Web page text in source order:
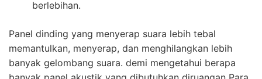
berlebihan.
Panel dinding yang menyerap suara lebih tebal
memantulkan, menyerap, dan menghilangkan lebih
banyak gelombang suara. demi mengetahui berapa